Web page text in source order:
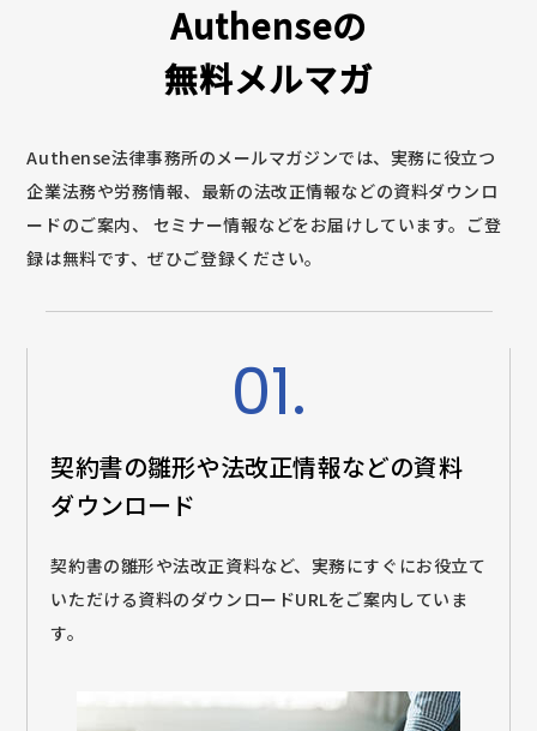
Authenseの
無料メルマガ
Authense法律事務所のメールマガジンでは、実務に役立つ
企業法務や労務情報、最新の法改正情報などの資料ダウンロ
ードのご案内、
セミナー情報などをお届けしています。ご登
録は無料です、ぜひご登録ください。
01.
契約書の雛形や法改正情報などの資料
ダウンロード
契約書の雛形や法改正資料など、実務にすぐにお役立て
いただける資料のダウンロードURLをご案内していま
す。